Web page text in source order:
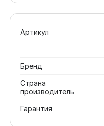
Артикул
Бренд
Страна
производитель
Гарантия